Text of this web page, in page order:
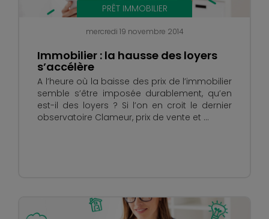
PRÊT IMMOBILIER
mercredi 19 novembre 2014
Immobilier : la hausse des loyers
s’accélère
A l’heure où la baisse des prix de l’immobilier
semble s’être imposée durablement, qu’en
est-il des loyers ? Si l’on en croit le dernier
observatoire Clameur, prix de vente et ...